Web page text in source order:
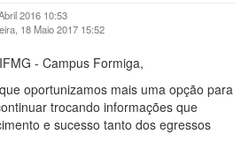
2016 10:53
18 Maio 2017 15:52
- Campus Formiga,
oportunizamos mais uma opção para
trocando informações que
e sucesso tanto dos egressos